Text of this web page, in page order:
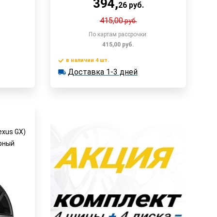
394,26руб.
415,00руб.
По картам рассрочки:
415,00 руб.
В корзину
в наличии 4 шт. Доставка 1-3 дней
в наличии 4 шт.
Доставка 1-3 дней
GX)